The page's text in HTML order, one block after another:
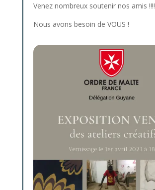
Venez nombreux soutenir nos amis !!!!
Nous avons besoin de VOUS !